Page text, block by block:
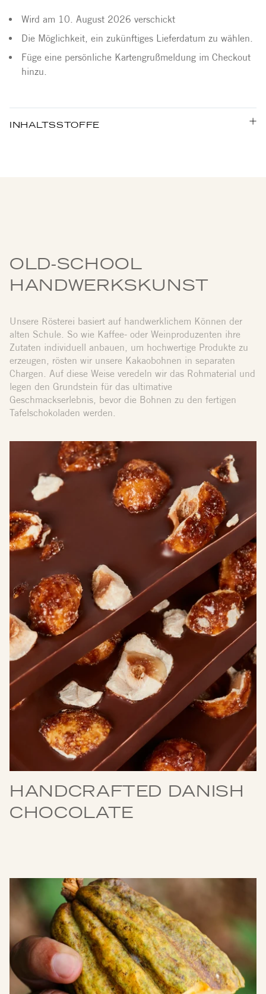
Wird am 10. August 2026 verschickt
Die Möglichkeit, ein zukünftiges Lieferdatum zu wählen.
Füge eine persönliche Kartengrußmeldung im Checkout
hinzu.
INHALTSSTOFFE
OLD-SCHOOL
HANDWERKSKUNST
Unsere Rösterei basiert auf handwerklichem Können der
alten Schule. So wie Kaffee- oder Weinproduzenten ihre
Zutaten individuell anbauen, um hochwertige Produkte zu
erzeugen, rösten wir unsere Kakaobohnen in separaten
Chargen. Auf diese Weise veredeln wir das Rohmaterial und
legen den Grundstein für das ultimative
Geschmackserlebnis, bevor die Bohnen zu den fertigen
Tafelschokoladen werden.
HANDCRAFTED DANISH
CHOCOLATE